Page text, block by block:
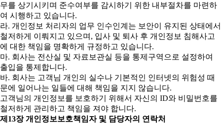
무를 상기시키며 준수여부를 감시하기 위한 내부절차를 마련하
여 시행하고 있습니다.
라. 개인정보 처리자의 업무 인수인계는 보안이 유지된 상태에서
철저하게 이뤄지고 있으며, 입사 및 퇴사 후 개인정보 침해사고
에 대한 책임을 명확하게 규정하고 있습니다.
마. 회사는 전산실 및 자료보관실 등을 통제구역으로 설정하여
출입을 통제합니다.
바. 회사는 고객님 개인의 실수나 기본적인 인터넷의 위험성 때
문에 일어나는 일들에 대해 책임을 지지 않습니다.
고객님의 개인정보를 보호하기 위해서 자신의 ID와 비밀번호를
철저하게 관리하고 책임을 져야 합니다.
제13장 개인정보보호책임자 및 담당자의 연락처